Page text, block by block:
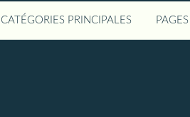
CATÉGORIES PRINCIPALES PAGES